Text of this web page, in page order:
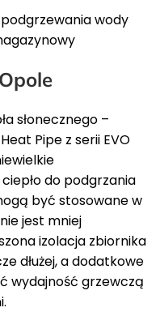
wody
słonecznego –
Pipe z serii EVO
do podgrzania
być stosowane w
jest mniej
izolacja zbiornika
dłużej, a dodatkowe
wydajność grzewczą